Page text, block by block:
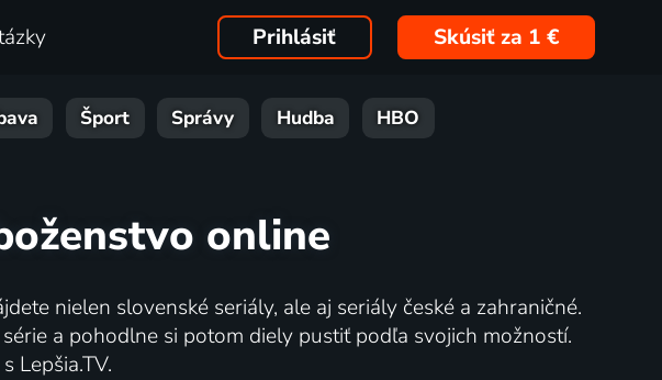
Prihlásiť Skúsiť za 1 €
Šport Správy Hudba HBO
online
nielen slovenské seriály, ale aj seriály české a zahraničné.
a pohodlne si potom diely pustiť podľa svojich možností.
Lepšia.TV.